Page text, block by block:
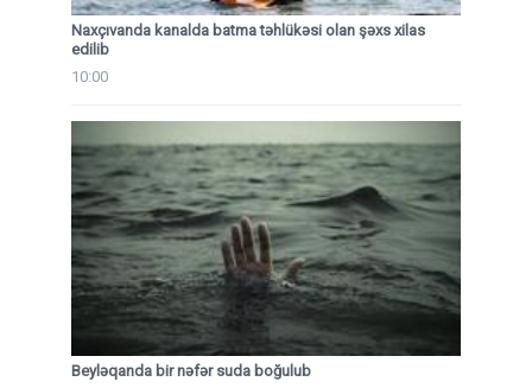
Naxçıvanda kanalda batma təhlükəsi olan şəxs xilas
edilib
10:00
Beyləqanda bir nəfər suda boğulub